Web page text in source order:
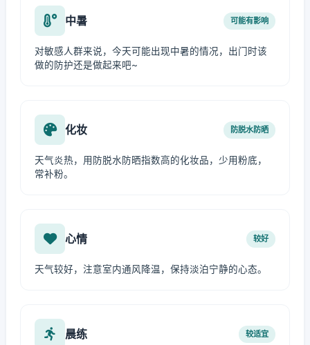
中暑 可能有影响
对敏感人群来说，今天可能出现中暑的情况，出门时该
做的防护还是做起来吧~
化妆 防脱水防晒
天气炎热，用防脱水防晒指数高的化妆品，少用粉底，
常补粉。
心情 较好
天气较好，注意室内通风降温，保持淡泊宁静的心态。
晨练 较适宜